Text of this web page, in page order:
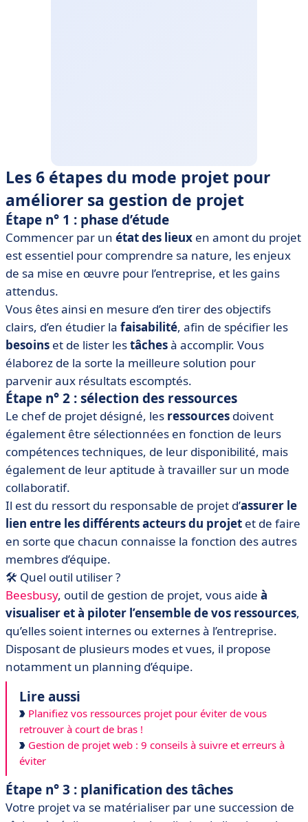
Les 6 étapes du mode projet pour
améliorer sa gestion de projet
Étape n° 1 : phase d’étude
Commencer par un état des lieux en amont du projet
est essentiel pour comprendre sa nature, les enjeux
de sa mise en œuvre pour l’entreprise, et les gains
attendus.
Vous êtes ainsi en mesure d’en tirer des objectifs
clairs, d’en étudier la faisabilité, afin de spécifier les
besoins et de lister lestâchesà accomplir. Vous
élaborez de la sorte la meilleure solution pour
parvenir aux résultats escomptés.
Étape n° 2 : sélection des ressources
Le chef de projet désigné, les ressources doivent
également être sélectionnées en fonction de leurs
compétences techniques, de leur disponibilité, mais
également de leur aptitude à travailler sur un mode
collaboratif.
Il est du ressort du responsable de projet d’assurer le
lien entre les différents acteurs du projet et de faire
en sorte que chacun connaisse la fonction des autres
membres d’équipe.
🛠️ Quel outil utiliser ?
Beesbusy, outil de gestion de projet, vous aide à
visualiser et à piloter l’ensemble de vos ressources,
qu’elles soient internes ou externes à l’entreprise.
Disposant de plusieurs modes et vues, il propose
notamment un planning d’équipe.
Lire aussi
Planifiez vos ressources projet pour éviter de vous
retrouver à court de bras !
Gestion de projet web : 9 conseils à suivre et erreurs à
éviter
Étape n° 3 : planification des tâches
Votre projet va se matérialiser par une succession de